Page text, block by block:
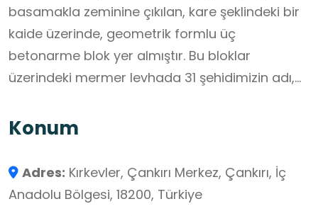
basamakla zeminine çıkılan, kare şeklindeki bir
kaide üzerinde, geometrik formlu üç
betonarme blok yer almıştır. Bu bloklar
üzerindeki mermer levhada 31 şehidimizin adı,
yazmaktadır.
Konum
Adres: Kırkevler, Çankırı Merkez, Çankırı, İç
Anadolu Bölgesi, 18200, Türkiye